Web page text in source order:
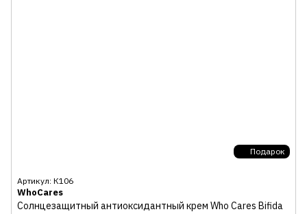
Подарок
Артикул: К106
WhoCares
Солнцезащитный антиоксидантный крем Who Cares Bifida